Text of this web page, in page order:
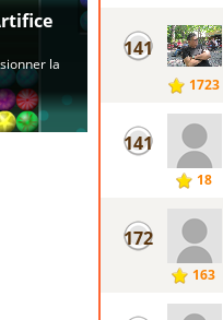
141
1723
141
18
172
163